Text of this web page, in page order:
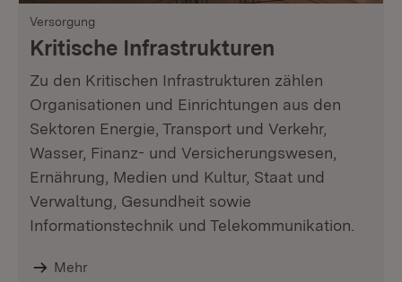
Versorgung
Kritische Infrastrukturen
Zu den Kritischen Infrastrukturen zählen
Organisationen und Einrichtungen aus den
Sektoren Energie, Transport und Verkehr,
Wasser, Finanz- und Versicherungswesen,
Ernährung, Medien und Kultur, Staat und
Verwaltung, Gesundheit sowie
Informationstechnik und Telekommunikation.
Mehr